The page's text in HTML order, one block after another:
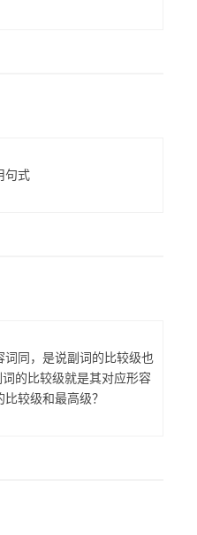
句式
词同，是说副词的比较级也
的比较级就是其对应形容
较级和最高级？